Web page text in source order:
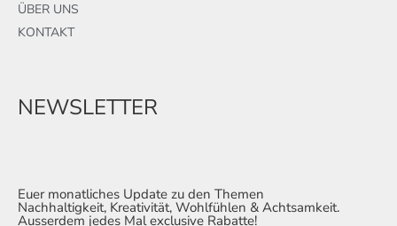
ÜBER UNS
KONTAKT
NEWSLETTER
Euer monatliches Update zu den Themen
Nachhaltigkeit, Kreativität, Wohlfühlen & Achtsamkeit.
Ausserdem jedes Mal exclusive Rabatte!